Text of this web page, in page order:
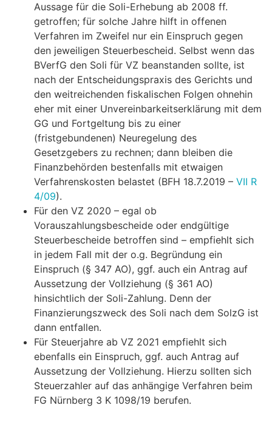
Aussage für die Soli-Erhebung ab 2008 ff.
getroffen; für solche Jahre hilft in offenen
Verfahren im Zweifel nur ein Einspruch gegen
den jeweiligen Steuerbescheid. Selbst wenn das
BVerfG den Soli für VZ beanstanden sollte, ist
nach der Entscheidungspraxis des Gerichts und
den weitreichenden fiskalischen Folgen ohnehin
eher mit einer Unvereinbarkeitserklärung mit dem
GG und Fortgeltung bis zu einer
(fristgebundenen) Neuregelung des
Gesetzgebers zu rechnen; dann bleiben die
Finanzbehörden bestenfalls mit etwaigen
Verfahrenskosten belastet (BFH 18.7.2019 – VII R
4/09).
Für den VZ 2020 – egal ob
Vorauszahlungsbescheide oder endgültige
Steuerbescheide betroffen sind – empfiehlt sich
in jedem Fall mit der o.g. Begründung ein
Einspruch (§ 347 AO), ggf. auch ein Antrag auf
Aussetzung der Vollziehung (§ 361 AO)
hinsichtlich der Soli-Zahlung. Denn der
Finanzierungszweck des Soli nach dem SolzG ist
dann entfallen.
Für Steuerjahre ab VZ 2021 empfiehlt sich
ebenfalls ein Einspruch, ggf. auch Antrag auf
Aussetzung der Vollziehung. Hierzu sollten sich
Steuerzahler auf das anhängige Verfahren beim
FG Nürnberg 3 K 1098/19 berufen.